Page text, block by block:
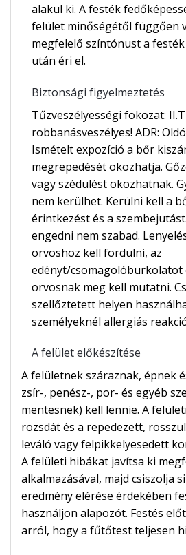
alakul ki. A festék
felület minőségétől függően
megfelelő színtónust a
után éri el.
Biztonsági figyelmeztetés
Tűzveszélyességi fokozat:
robbanásveszélyes! ADR:
Ismételt expozíció a bőr
megrepedését okozhatja.
vagy szédülést okozhatnak.
nem kerülhet. Kerülni kell a
érintkezést és a
engedni nem szabad.
orvoshoz kell fordulni, az
edényt/csomagolóburkolatot
orvosnak meg kell mutatni.
szellőztetett helyen
személyeknél allergiás
A felület előkészítése
A felületnek száraznak, épnek
zsír-, penész-, por- és egyéb
mentesnek) kell lennie. A
rozsdát és a repedezett,
leváló vagy felpikkelyesedett
A felületi hibákat javítsa ki
alkalmazásával, majd csiszolja
eredmény elérése érdekében
használjon alapozót. Festés
arról, hogy a fűtőtest teljesen